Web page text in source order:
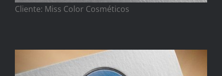
Cliente: Miss Color Cosméticos